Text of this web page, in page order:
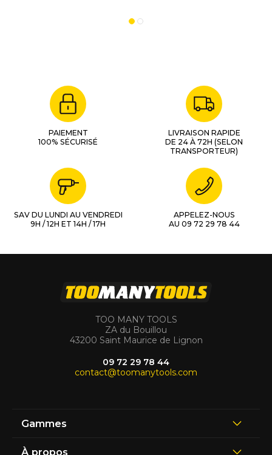
SV13YB
PAIEMENT
100% SÉCURISÉ
LIVRAISON RAPIDE
DE 24 À 72H (SELON
TRANSPORTEUR)
SAV DU LUNDI AU VENDREDI
9H / 12H ET 14H / 17H
APPELEZ-NOUS
AU 09 72 29 78 44
TOO MANY TOOLS
ZA du Bouillou
43200 Saint Maurice de Lignon
09 72 29 78 44
contact@toomanytools.com
Gammes
À propos